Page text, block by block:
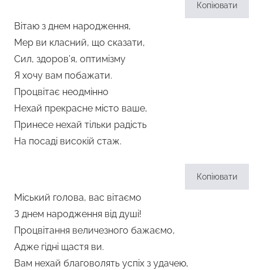
Копіювати
Вітаю з днем народження,
Мер ви класний, що сказати,
Сил, здоров’я, оптимізму
Я хочу вам побажати.
Процвітає неодмінно
Нехай прекрасне місто ваше,
Принесе нехай тільки радість
На посаді високій стаж.
Копіювати
Міський голова, вас вітаємо
З днем народження від душі!
Процвітання величезного бажаємо,
Адже гідні щастя ви.
Вам нехай благоволять успіх з удачею,